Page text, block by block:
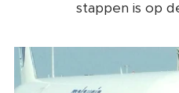
stappen is op